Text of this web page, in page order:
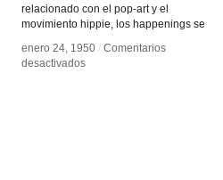
relacionado con el pop-art y el
movimiento hippie, los happenings se
enero 24, 1950 / Comentarios
desactivadosen
enero 24, 1950 / Comentarios
desactivadosen